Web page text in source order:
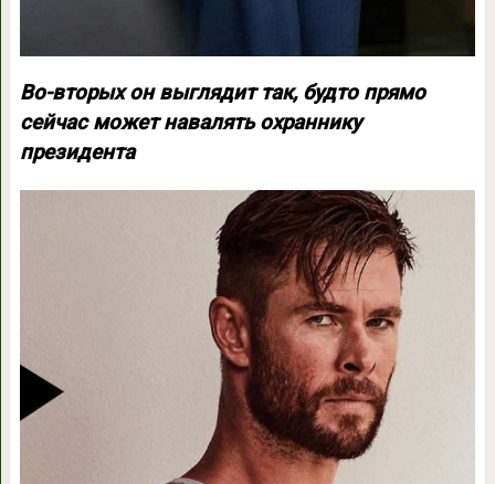
Во-вторых он выглядит так, будто прямо
сейчас может навалять охраннику
президента